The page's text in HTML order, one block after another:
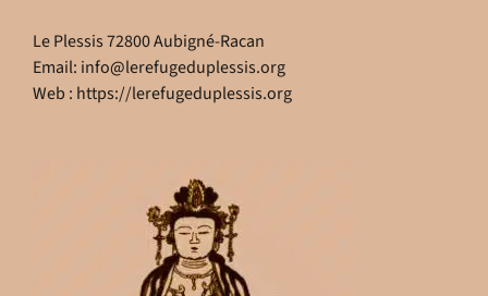
Le Plessis 72800 Aubigné-Racan
Email: info@lerefugeduplessis.org
Web : https://lerefugeduplessis.org